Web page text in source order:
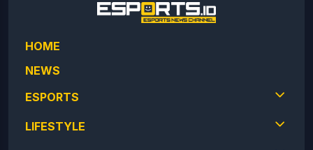
HOME
NEWS
ESPORTS
LIFESTYLE